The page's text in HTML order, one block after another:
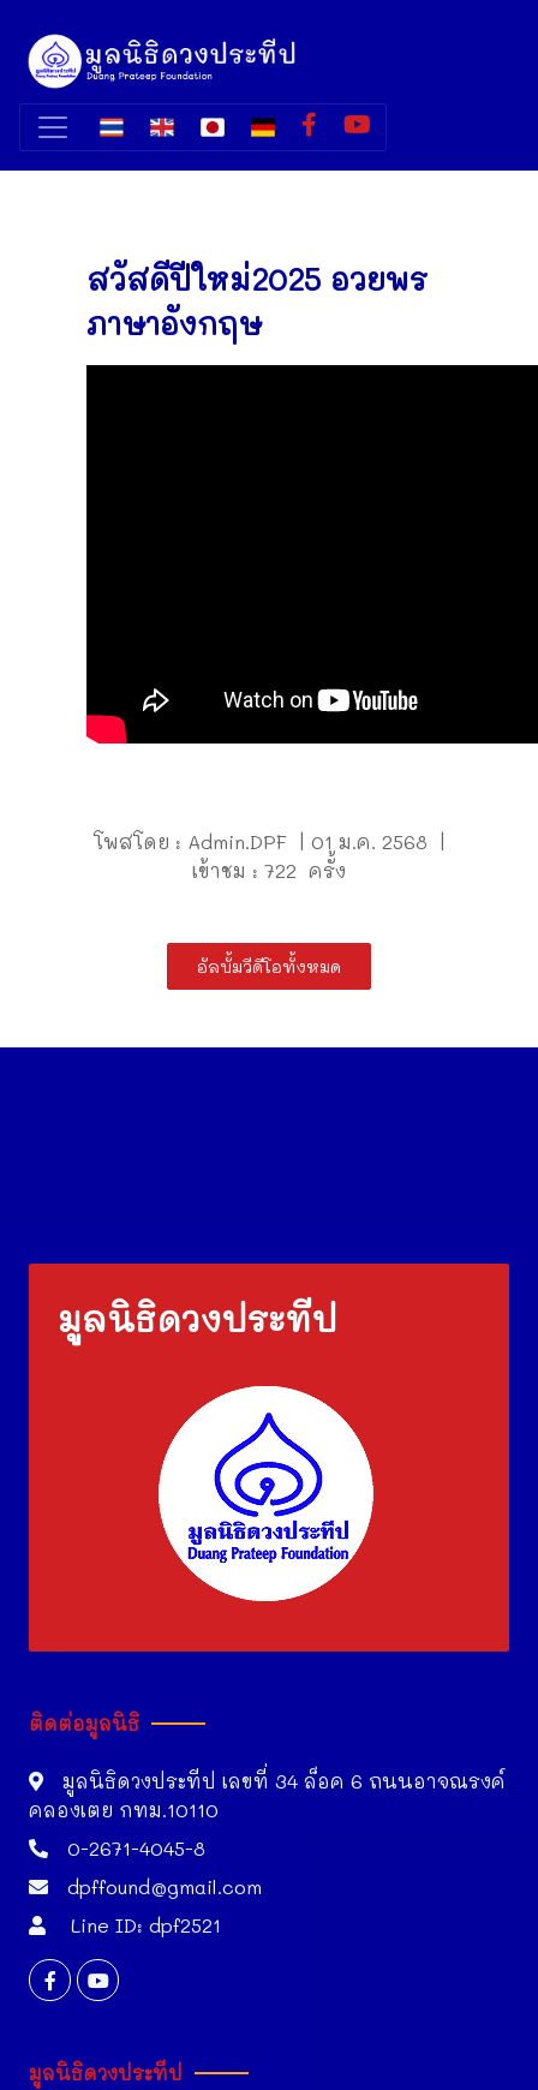
สวัสดีปีใหม่2025 อวยพร
ภาษาอังกฤษ
โพสโดย : Admin.DPF | 01 ม.ค. 2568 |
เข้าชม : 722 ครั้ง
อัลบั้มวีดีโอทั้งหมด
มูลนิธิดวงประทีป
ติดต่อมูลนิธิ
มูลนิธิดวงประทีป เลขที่ 34 ล็อค 6 ถนนอาจณรงค์
คลองเตย กทม.10110
0-2671-4045-8
dpffound@gmail.com
Line ID: dpf2521
มูลนิธิดวงประทีป